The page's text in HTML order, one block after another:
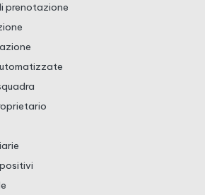
prenotazione